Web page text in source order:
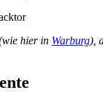
hier in Warburg),